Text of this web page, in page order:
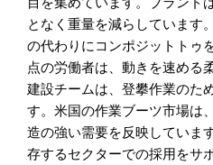
となく重量を減らしています
の代わりにコンポジットトゥ
点の労働者は、動きを速める
建設チームは、登攀作業のた
す。米国の作業ブーツ市場は
造の強い需要を反映していま
存するセクターでの採用をサ